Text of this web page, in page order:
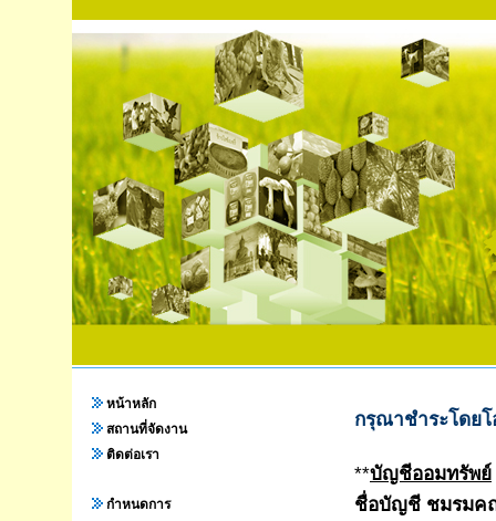
หน้าหลัก
กรุณาชำระโดยโ
**บัญชีออมทรัพย์
ชื่อบัญชี ชมรมคณ
สถานที่จัดงาน
ติดต่อเรา
กำหนดการ